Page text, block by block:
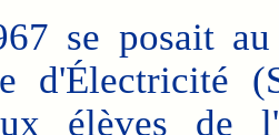
se posait au
d'Électricité
élèves de